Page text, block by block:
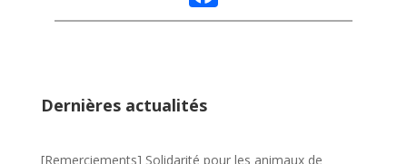
ac
Dernières actualités
[Remerciements] Solidarité pour les animaux de